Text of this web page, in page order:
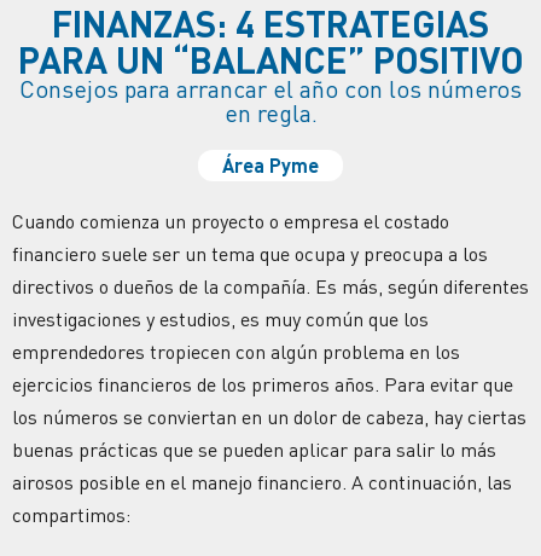
FINANZAS: 4 ESTRATEGIAS
PARA UN “BALANCE” POSITIVO
Consejos para arrancar el año con los números
en regla.
Área Pyme
Cuando comienza un proyecto o empresa el costado
financiero suele ser un tema que ocupa y preocupa a los
directivos o dueños de la compañía. Es más, según diferentes
investigaciones y estudios, es muy común que los
emprendedores tropiecen con algún problema en los
ejercicios financieros de los primeros años. Para evitar que
los números se conviertan en un dolor de cabeza, hay ciertas
buenas prácticas que se pueden aplicar para salir lo más
airosos posible en el manejo financiero. A continuación, las
compartimos: